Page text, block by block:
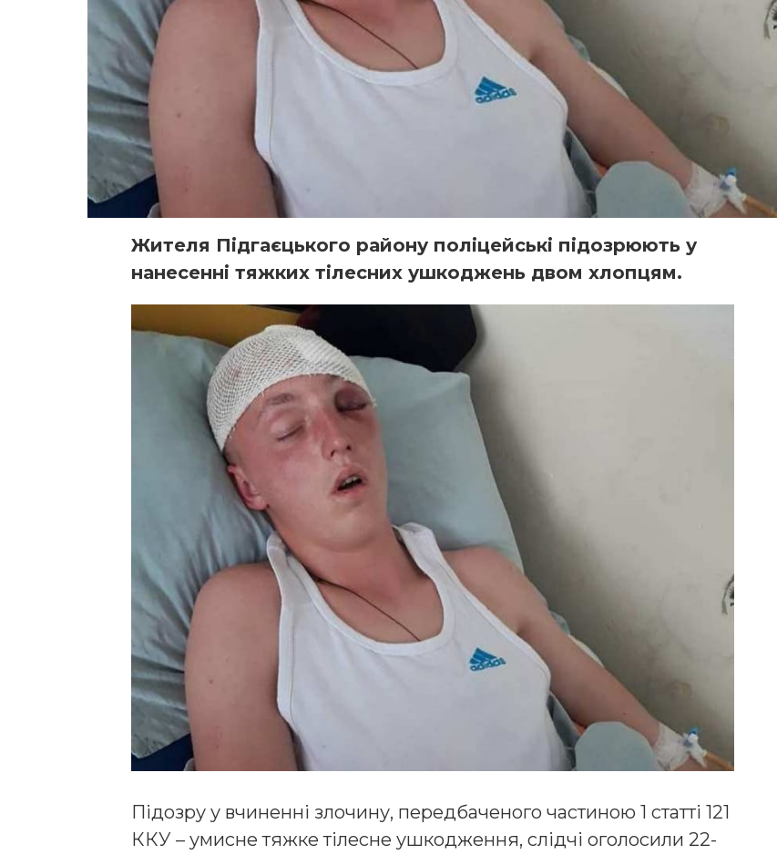
Жителя Підгаєцького району поліцейські підозрюють у
нанесенні тяжких тілесних ушкоджень двом хлопцям.
Підозру у вчиненні злочину, передбаченого частиною 1 статті 121
ККУ – умисне тяжке тілесне ушкодження, слідчі оголосили 22-